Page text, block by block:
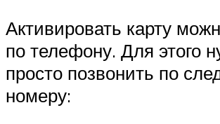
Активировать карту
по телефону. Для этого
просто позвонить по
номеру: